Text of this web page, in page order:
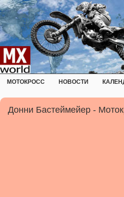
МОТОКРОСС НОВОСТИ
Донни Бастеймейер -